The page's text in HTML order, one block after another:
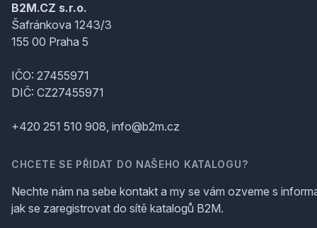
B2M.CZ s.r.o.
Šafránkova 1243/3
155 00 Praha 5
IČO: 27455971
DIČ: CZ27455971
+420 251 510 908, info@b2m.cz
CHCETE SE PŘIDAT DO NAŠEHO KATALOGU?
Nechte nám na sebe kontakt a my se vám ozveme s
jak se zaregistrovat do sítě katalogů B2M.